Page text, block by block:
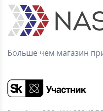
Больше чем магазин